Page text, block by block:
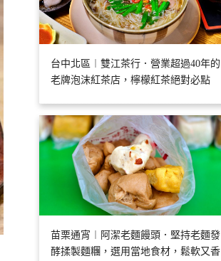
台中北區︱雙江茶行．營業超過40年的
老牌泡沫紅茶店，檸檬紅茶絕對必點
苗栗通宵︱阿潔老麵饅頭．堅持老麵發
酵揉製麵糰，選用當地食材，鬆軟又香